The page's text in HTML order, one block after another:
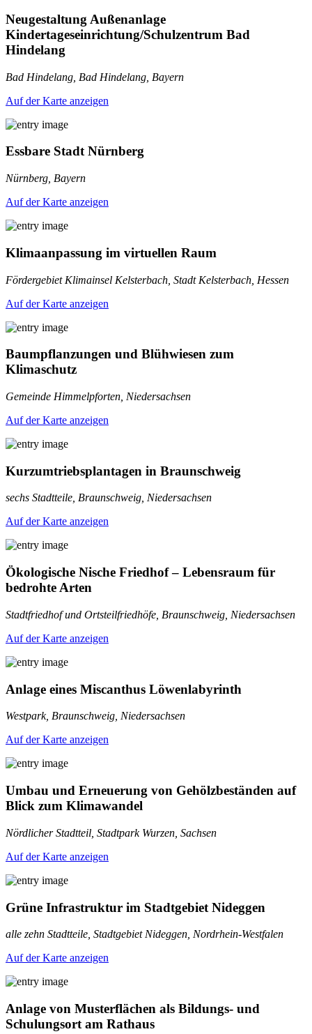
Neugestaltung Außenanlage
Kindertageseinrichtung/Schulzentrum Bad
Hindelang
Bad Hindelang, Bad Hindelang, Bayern
Auf der Karte anzeigen
Essbare Stadt Nürnberg
Nürnberg, Bayern
Auf der Karte anzeigen
Klimaanpassung im virtuellen Raum
Fördergebiet Klimainsel Kelsterbach, Stadt Kelsterbach, Hessen
Auf der Karte anzeigen
Baumpflanzungen und Blühwiesen zum
Klimaschutz
Gemeinde Himmelpforten, Niedersachsen
Auf der Karte anzeigen
Kurzumtriebsplantagen in Braunschweig
sechs Stadtteile, Braunschweig, Niedersachsen
Auf der Karte anzeigen
Ökologische Nische Friedhof – Lebensraum für
bedrohte Arten
Stadtfriedhof und Ortsteilfriedhöfe, Braunschweig, Niedersachsen
Auf der Karte anzeigen
Anlage eines Miscanthus Löwenlabyrinth
Westpark, Braunschweig, Niedersachsen
Auf der Karte anzeigen
Umbau und Erneuerung von Gehölzbeständen auf
Blick zum Klimawandel
Nördlicher Stadtteil, Stadtpark Wurzen, Sachsen
Auf der Karte anzeigen
Grüne Infrastruktur im Stadtgebiet Nideggen
alle zehn Stadtteile, Stadtgebiet Nideggen, Nordrhein-Westfalen
Auf der Karte anzeigen
Anlage von Musterflächen als Bildungs- und
Schulungsort am Rathaus